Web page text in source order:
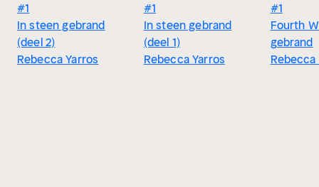
#1
In steen gebrand
(deel 2)
Rebecca Yarros
#1
In steen gebrand
(deel 1)
Rebecca Yarros
#1
Fourth
gebrand
Rebecca